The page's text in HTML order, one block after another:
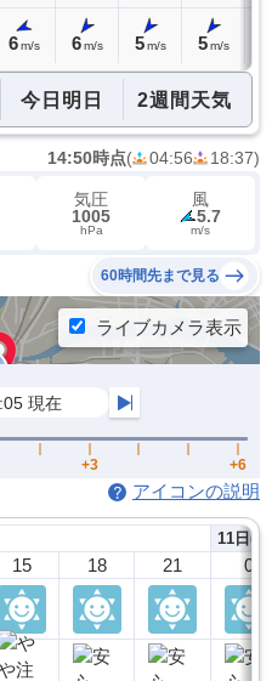
6 m/s 6 m/s 5 m/s 5 m/s
今日明日 2週間天気
14:50時点( 04:56 18:37)
気圧
1005
hPa
風
5.7
m/s
60時間先まで見る
アイコンの説明
15 18 21
11日(
0